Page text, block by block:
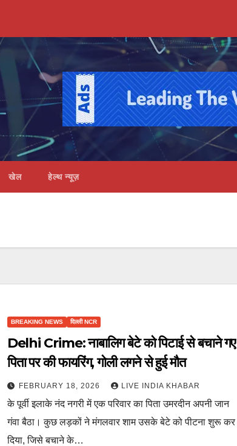
खेल हेल्थ न्यूज़
BREAKING NEWS दिल्ली NCR
Delhi Crime: नाबालिग बेटे को पिटाई से बचाने गए
पिता पर की फायरिंग, गोली लगने से हुई मौत
FEBRUARY 18, 2026 LIVE INDIA KHABAR
के पूर्वी इलाके नंद नगरी में एक परिवार का पिता उमरदीन अपनी जान
गंवा बैठा। कुछ लड़कों ने मंगलवार शाम उसके बेटे को पीटना शुरू कर
दिया, जिसे बचाने के…